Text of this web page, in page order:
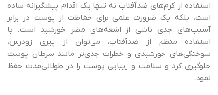
استفاده از کرم‌های ضدآفتاب نه تنها یک اقدام پیشگیرانه ساده
است، بلکه یک ضرورت علمی برای حفاظت از پوست در برابر
آسیب‌های جدی ناشی از اشعه‌های مضر خورشید است. با
استفاده منظم از ضدآفتاب، می‌توان از پیری زودرس،
سوختگی‌های خورشیدی و خطرات جدی‌تر مانند سرطان پوست
جلوگیری کرد و سلامت و زیبایی پوست را در طولانی‌مدت حفظ
نمود.